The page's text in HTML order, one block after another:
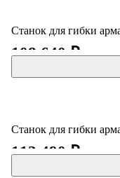
Станок для гибки
108 640 ₽
Станок для гибки
113 490 ₽